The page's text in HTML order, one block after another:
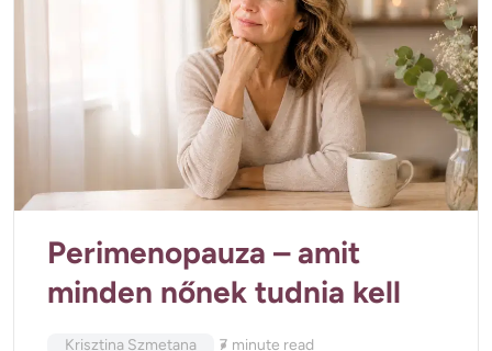
Perimenopauza – amit
minden nőnek tudnia kell
Krisztina Szmetana 7 minute read